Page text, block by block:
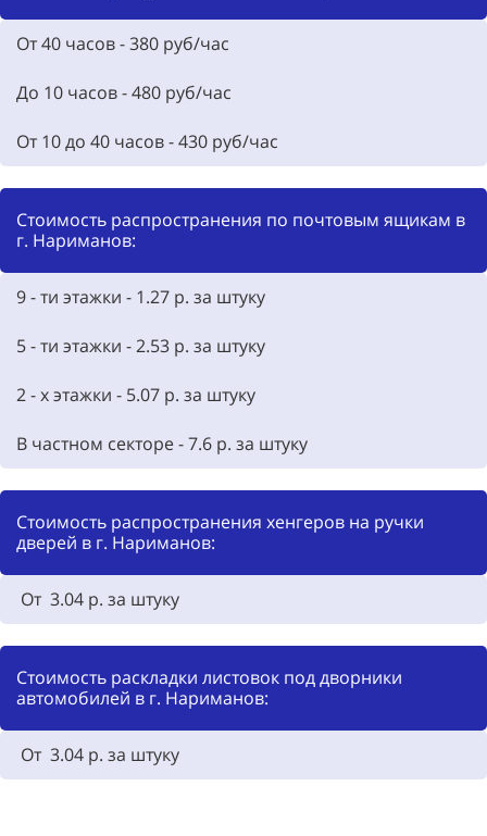
От 40 часов - 380 руб/час
До 10 часов - 480 руб/час
От 10 до 40 часов - 430 руб/час
Стоимость распространения по почтовым ящикам в
г. Нариманов:
9 - ти этажки - 1.27 р. за штуку
5 - ти этажки - 2.53 р. за штуку
2 - х этажки - 5.07 р. за штуку
В частном секторе - 7.6 р. за штуку
Стоимость распространения хенгеров на ручки
дверей в г. Нариманов:
От 3.04 р. за штуку
Стоимость раскладки листовок под дворники
автомобилей в г. Нариманов:
От 3.04 р. за штуку